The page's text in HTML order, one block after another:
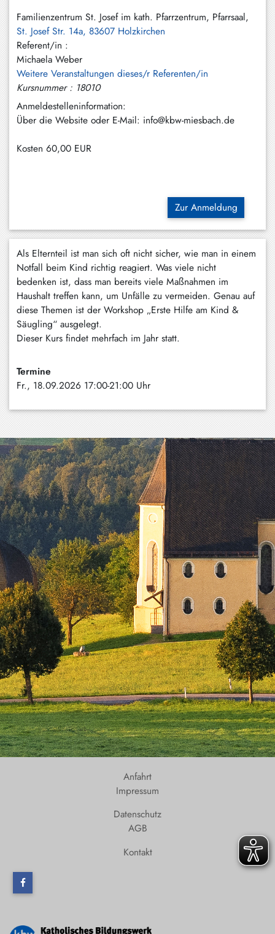
Familienzentrum St. Josef im kath. Pfarrzentrum, Pfarrsaal,
St. Josef Str. 14a, 83607 Holzkirchen
Referent/in :
Michaela Weber
Weitere Veranstaltungen dieses/r Referenten/in
Kursnummer : 18010
Anmeldestelleninformation:
Über die Website oder E-Mail: info@kbw-miesbach.de
Kosten 60,00 EUR
Zur Anmeldung
Als Elternteil ist man sich oft nicht sicher, wie man in einem
Notfall beim Kind richtig reagiert. Was viele nicht
bedenken ist, dass man bereits viele Maßnahmen im
Haushalt treffen kann, um Unfälle zu vermeiden. Genau auf
diese Themen ist der Workshop „Erste Hilfe am Kind &
Säugling“ ausgelegt.
Dieser Kurs findet mehrfach im Jahr statt.
Termine
Fr., 18.09.2026 17:00-21:00 Uhr
Anfahrt
Impressum
Datenschutz
AGB
Kontakt
Otterfing
Rottach-
Egern
Schaftlach
/
Waakirchen
Schliersee
Tegernsee